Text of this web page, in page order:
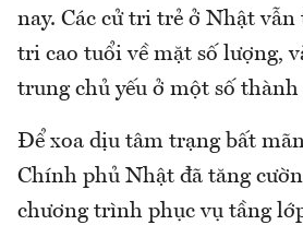
nay. Các cử tri trẻ ở Nhật
tri cao tuổi về mặt số lượng,
trung chủ yếu ở một số
Để xoa dịu tâm trạng bất
Chính phủ Nhật đã tăng
chương trình phục vụ tầng